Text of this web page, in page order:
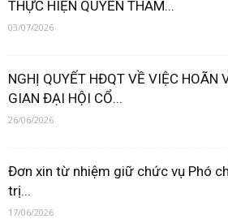
THỰC HIỆN QUYỀN THAM...
03/07/2026
NGHỊ QUYẾT HĐQT VỀ VIỆC HOÃN
GIAN ĐẠI HỘI CỔ...
26/06/2026
Đơn xin từ nhiệm giữ chức vụ Phó
trị...
17/06/2026